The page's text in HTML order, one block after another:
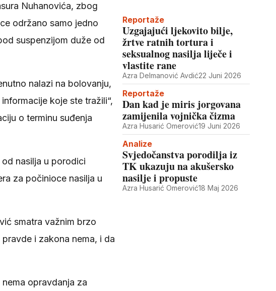
Nuhanovića, zbog
održano samo jedno
suspenzijom duže od
nalazi na bolovanju,
koje ste tražili“,
o terminu suđenja
nasilja u porodici
za počinioce nasilja u
smatra važnim brzo
i zakona nema, i da
opravdanja za
Reportaže
Uzgajajući ljekovito bilje,
žrtve ratnih tortura i
seksualnog nasilja liječe i
vlastite rane
Azra Delmanović Avdić22 Juni 2026
Reportaže
Dan kad je miris jorgovana
zamijenila vojnička čizma
Azra Husarić Omerović19 Juni 2026
Analize
Svjedočanstva porodilja iz
TK ukazuju na akušersko
nasilje i propuste
Azra Husarić Omerović18 Maj 2026